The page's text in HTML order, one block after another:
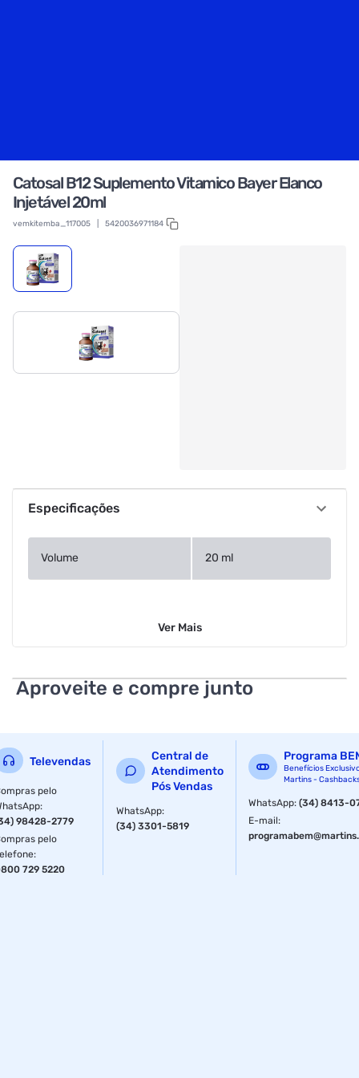
Catosal B12 Suplemento Vitamico Bayer Elanco
Injetável 20ml
vemkitemba_117005 5420036971184
Especificações
Volume 20 ml
Ver Mais
Aproveite e compre junto
Televendas
pelo
:
98428-2779
pelo
:
729 5220
Central de
Atendimento
Pós Vendas
WhatsApp:
(34) 3301-5819
Programa
Benefícios
Martins -
WhatsApp:(34) 8413-
E-mail: